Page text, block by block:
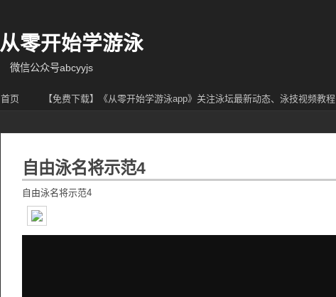
从零开始学游泳
微信公众号abcyyjs
首页 【免费下载】《从零开始学游泳app》关注泳坛最新动态、泳技视频教程
自由泳名将示范4
自由泳名将示范4